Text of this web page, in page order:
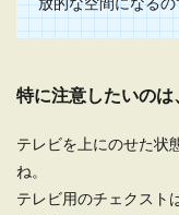
特に注意したいのは
テレビを上にのせた状
ね。
テレビ用のチェクスト